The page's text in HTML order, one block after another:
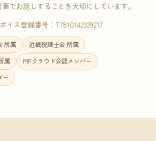
でお話しすることを大切にしています。
イス登録番号：T7810142329217
所属
近畿税理士会 所属
属
MFクラウド公認メンバー
ー